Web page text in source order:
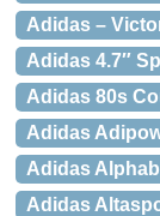
Adidas –
Adidas 4.7″
Adidas 80s
Adidas
Adidas
Adidas